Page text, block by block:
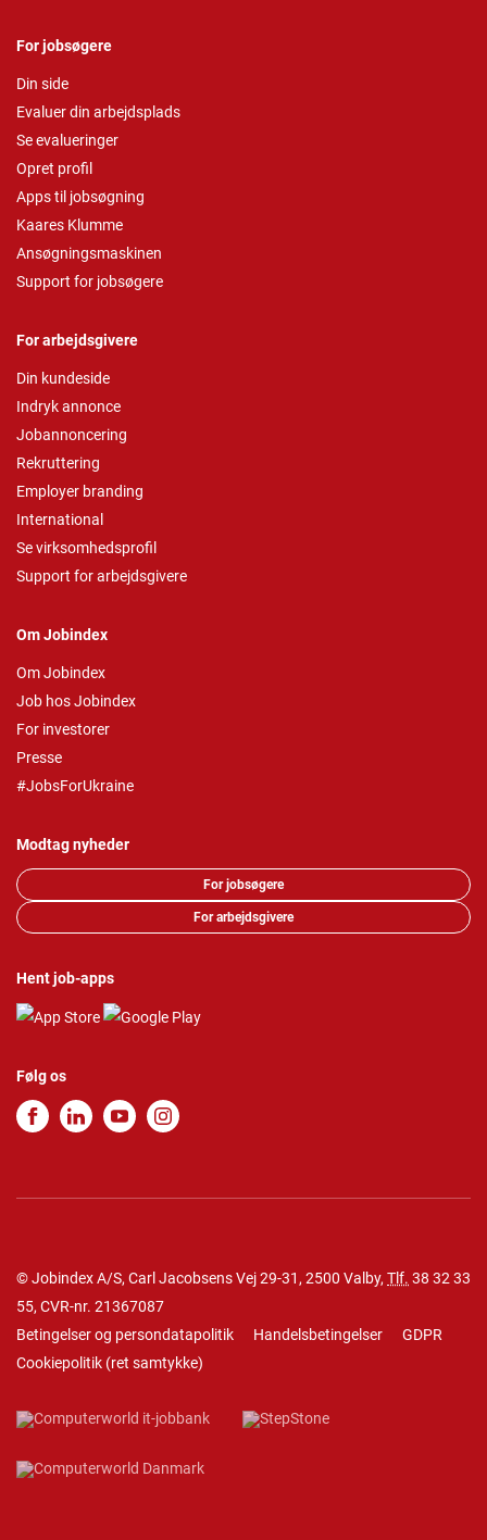
For jobsøgere
Din side
Evaluer din arbejdsplads
Se evalueringer
Opret profil
Apps til jobsøgning
Kaares Klumme
Ansøgningsmaskinen
Support for jobsøgere
For arbejdsgivere
Din kundeside
Indryk annonce
Jobannoncering
Rekruttering
Employer branding
International
Se virksomhedsprofil
Support for arbejdsgivere
Om Jobindex
Om Jobindex
Job hos Jobindex
For investorer
Presse
#JobsForUkraine
Modtag nyheder
For jobsøgere
For arbejdsgivere
Hent job-apps
Følg os
© Jobindex A/S, Carl Jacobsens Vej 29-31, 2500 Valby, Tlf. 38 32 33
55, CVR-nr. 21367087
Betingelser og persondatapolitik
Handelsbetingelser
GDPR
Cookiepolitik (ret samtykke)